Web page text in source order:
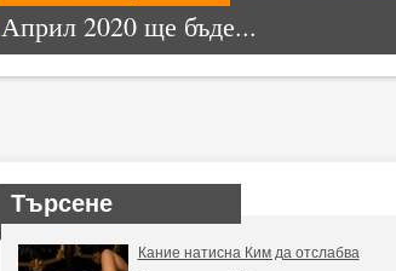
Април 2020 ще бъде...
Търсене
Кание натисна Ким да отслабва